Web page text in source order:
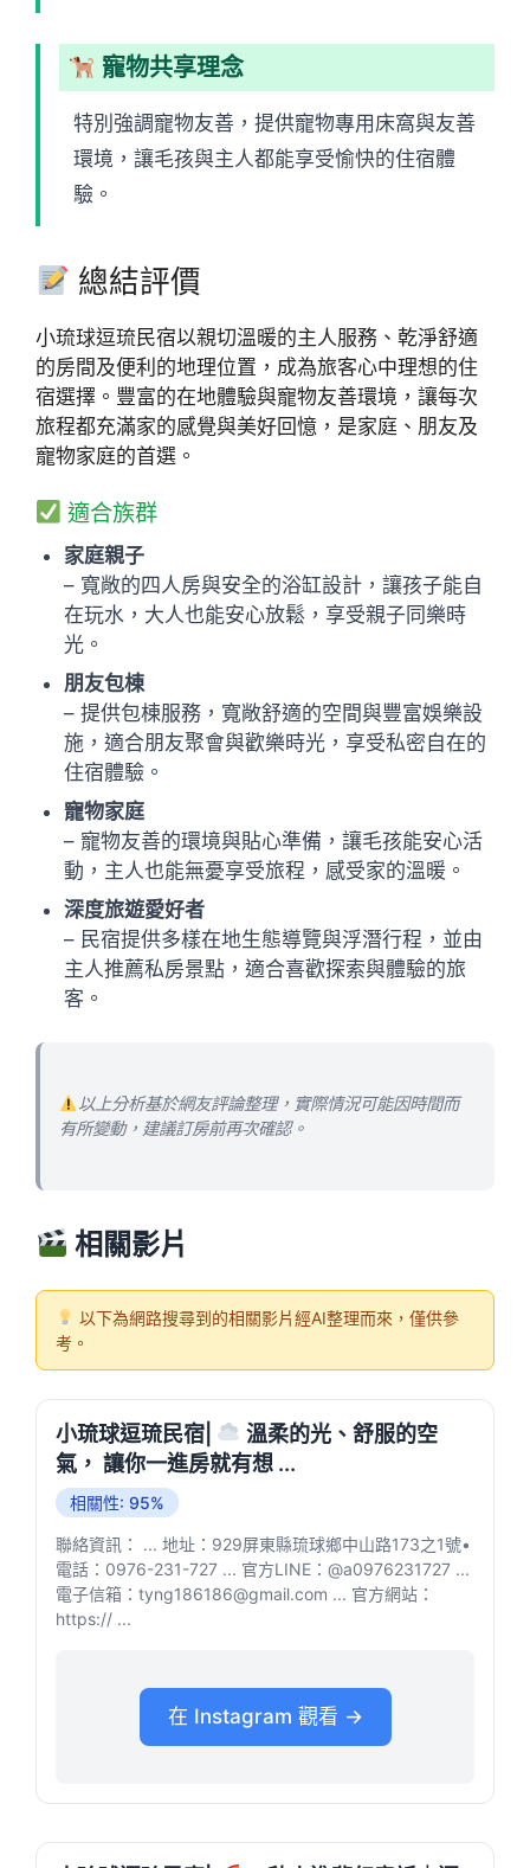
寵物共享理念
特別強調寵物友善，提供寵物專用床窩與友善
環境，讓毛孩與主人都能享受愉快的住宿體
驗。
總結評價
小琉球逗琉民宿以親切溫暖的主人服務、乾淨舒適
的房間及便利的地理位置，成為旅客心中理想的住
宿選擇。豐富的在地體驗與寵物友善環境，讓每次
旅程都充滿家的感覺與美好回憶，是家庭、朋友及
寵物家庭的首選。
適合族群
家庭親子
– 寬敞的四人房與安全的浴缸設計，讓孩子能自
在玩水，大人也能安心放鬆，享受親子同樂時
光。
朋友包棟
– 提供包棟服務，寬敞舒適的空間與豐富娛樂設
施，適合朋友聚會與歡樂時光，享受私密自在的
住宿體驗。
寵物家庭
– 寵物友善的環境與貼心準備，讓毛孩能安心活
動，主人也能無憂享受旅程，感受家的溫暖。
深度旅遊愛好者
– 民宿提供多樣在地生態導覽與浮潛行程，並由
主人推薦私房景點，適合喜歡探索與體驗的旅
客。
以上分析基於網友評論整理，實際情況可能因時間而
有所變動，建議訂房前再次確認。
相關影片
以下為網路搜尋到的相關影片經AI整理而來，僅供參
考。
小琉球逗琉民宿|
溫柔的光、舒服的空
氣， 讓你一進房就有想 ...
相關性: 95%
聯絡資訊： ... 地址：929屏東縣琉球鄉中山路173之1號•
電話：0976-231-727 ... 官方LINE：@a0976231727 ...
電子信箱：tyng186186@gmail.com ... 官方網站：
https:// ...
在 Instagram 觀看 →